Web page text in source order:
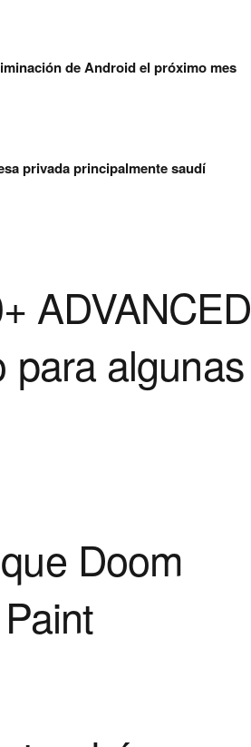
de Android el próximo mes
privada principalmente saudí
ADVANCED
para algunas
Doom